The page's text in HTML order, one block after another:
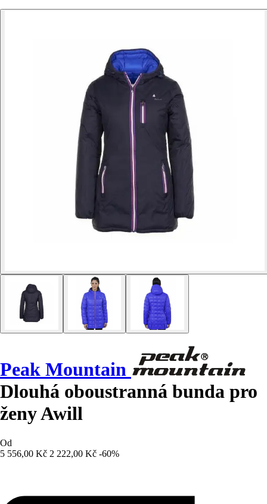
Peak Mountain
Dlouhá oboustranná bunda pro
ženy Awill
Od
5 556,00 Kč 2 222,00 Kč -60%